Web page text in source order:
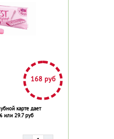
168 руб
карте дает
или 29.7 руб